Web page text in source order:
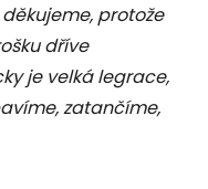
protože
dříve
je velká legrace,
zatančíme,